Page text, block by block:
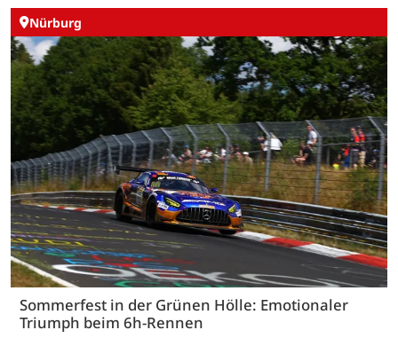
Nürburg
Sommerfest in der Grünen Hölle: Emotionaler
Triumph beim 6h-Rennen